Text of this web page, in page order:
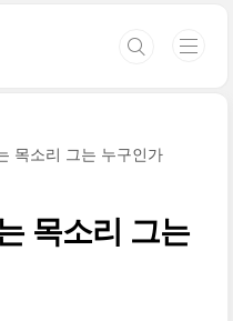
목소리 그는 누구인가
목소리 그는